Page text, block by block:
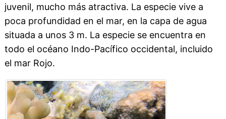
juvenil, mucho más atractiva. La especie vive a
poca profundidad en el mar, en la capa de agua
situada a unos 3 m. La especie se encuentra en
todo el océano Indo-Pacífico occidental, incluido
el mar Rojo.